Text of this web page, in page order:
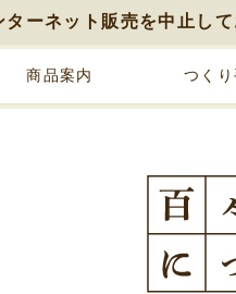
ターネット販売を中止し
商品案内 つく